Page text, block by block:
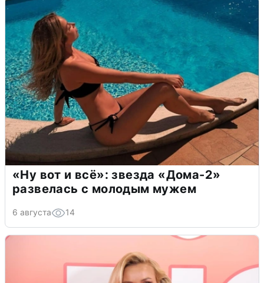
«Ну вот и всё»: звезда «Дома-2»
развелась с молодым мужем
6 августа 14